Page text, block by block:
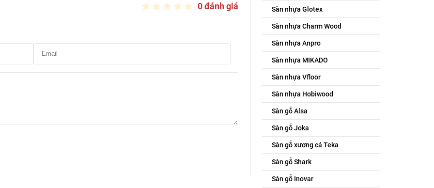
0 đánh giá Sàn nhựa Glotex
Sàn nhựa Charm Wood
Sàn nhựa Anpro
Sàn nhựa MIKADO
Sàn nhựa Vfloor
Sàn nhựa Hobiwood
Sàn gỗ Alsa
Sàn gỗ Joka
Sàn gỗ xương cá Teka
Sàn gỗ Shark
Sàn gỗ Inovar